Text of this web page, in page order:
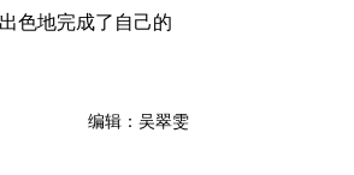
色地完成了自己的
编辑：吴翠雯